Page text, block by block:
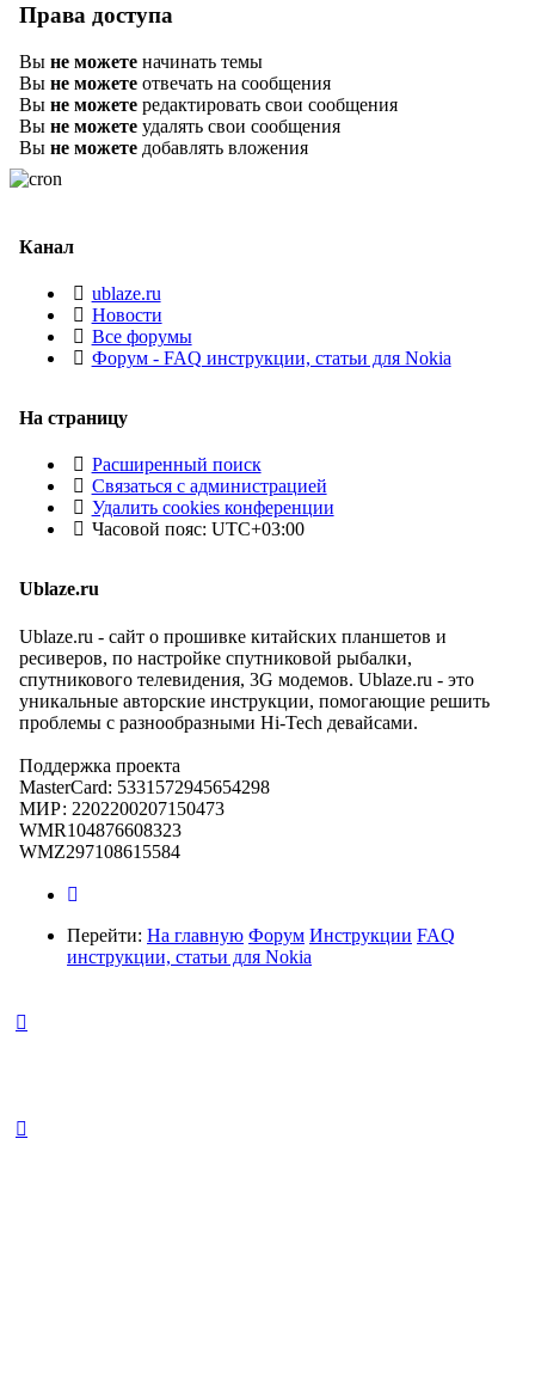
Права доступа
Вы не можете начинать темы
Вы не можете отвечать на сообщения
Вы не можете редактировать свои сообщения
Вы не можете удалять свои сообщения
Вы не можете добавлять вложения
Канал
ublaze.ru
Новости
Все форумы
Форум - FAQ инструкции, статьи для Nokia
На страницу
Расширенный поиск
Связаться с администрацией
Удалить cookies конференции
Часовой пояс: UTC+03:00
Ublaze.ru
Ublaze.ru - сайт о прошивке китайских планшетов и
ресиверов, по настройке спутниковой рыбалки,
спутникового телевидения, 3G модемов. Ublaze.ru - это
уникальные авторские инструкции, помогающие решить
проблемы с разнообразными Hi-Tech девайсами.
Поддержка проекта
MasterCard: 5331572945654298
МИР: 2202200207150473
WMR104876608323
WMZ297108615584
Перейти: На главную Форум Инструкции FAQ
инструкции, статьи для Nokia